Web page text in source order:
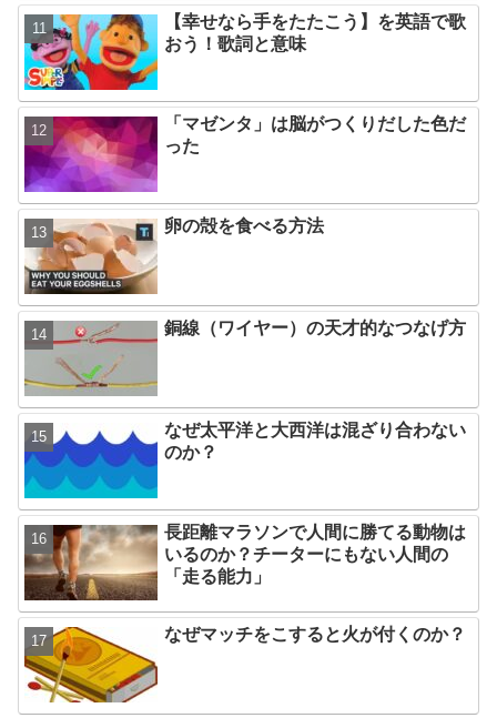
【幸せなら手をたたこう】を英語で歌
おう！歌詞と意味
「マゼンタ」は脳がつくりだした色だ
った
卵の殻を食べる方法
銅線（ワイヤー）の天才的なつなげ方
なぜ太平洋と大西洋は混ざり合わない
のか？
長距離マラソンで人間に勝てる動物は
いるのか？チーターにもない人間の
「走る能力」
なぜマッチをこすると火が付くのか？